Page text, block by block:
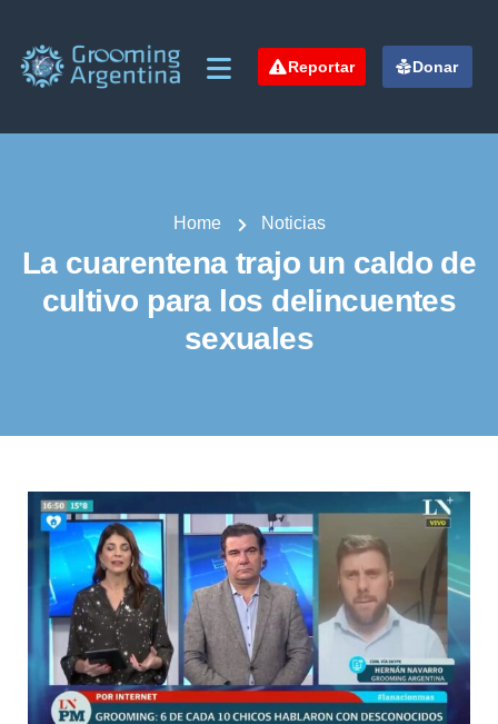
Reportar Donar
Home Noticias
La cuarentena trajo un caldo de
cultivo para los delincuentes
sexuales